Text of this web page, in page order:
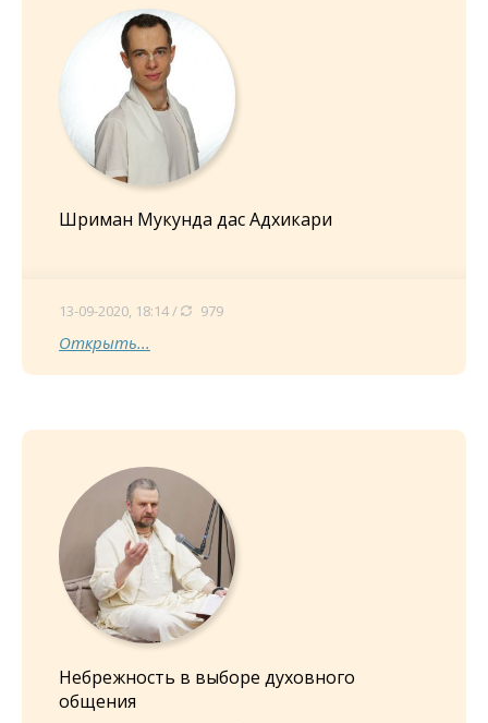
Шриман Мукунда дас Адхикари
13-09-2020, 18:14 / 979
Открыть...
Небрежность в выборе духовного
общения